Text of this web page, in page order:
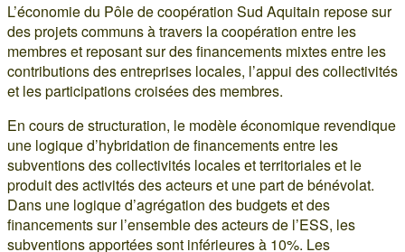
L’économie du Pôle de coopération Sud Aquitain repose sur
des projets communs à travers la coopération entre les
membres et reposant sur des financements mixtes entre les
contributions des entreprises locales, l’appui des collectivités
et les participations croisées des membres.
En cours de structuration, le modèle économique revendique
une logique d’hybridation de financements entre les
subventions des collectivités locales et territoriales et le
produit des activités des acteurs et une part de bénévolat.
Dans une logique d’agrégation des budgets et des
financements sur l’ensemble des acteurs de l’ESS, les
subventions apportées sont inférieures à 10%. Les